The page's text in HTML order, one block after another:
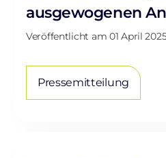
ausgewogenen
Banque Raiffeisen
10 % höheren
im Vorjahr ab.
Veröffentlicht am 01 April
Pressemitteilung